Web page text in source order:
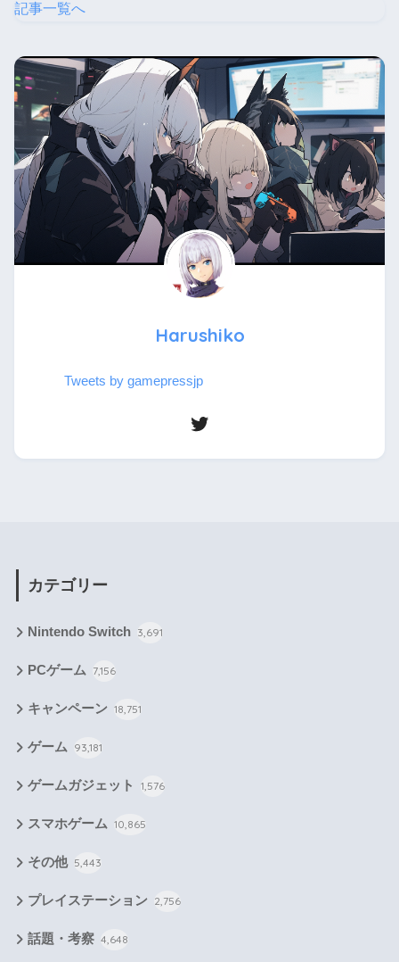
記事一覧へ
Harushiko
Tweets by gamepressjp
カテゴリー
Nintendo Switch 3,691
PCゲーム 7,156
キャンペーン 18,751
ゲーム 93,181
ゲームガジェット 1,576
スマホゲーム 10,865
その他 5,443
プレイステーション 2,756
話題・考察 4,648